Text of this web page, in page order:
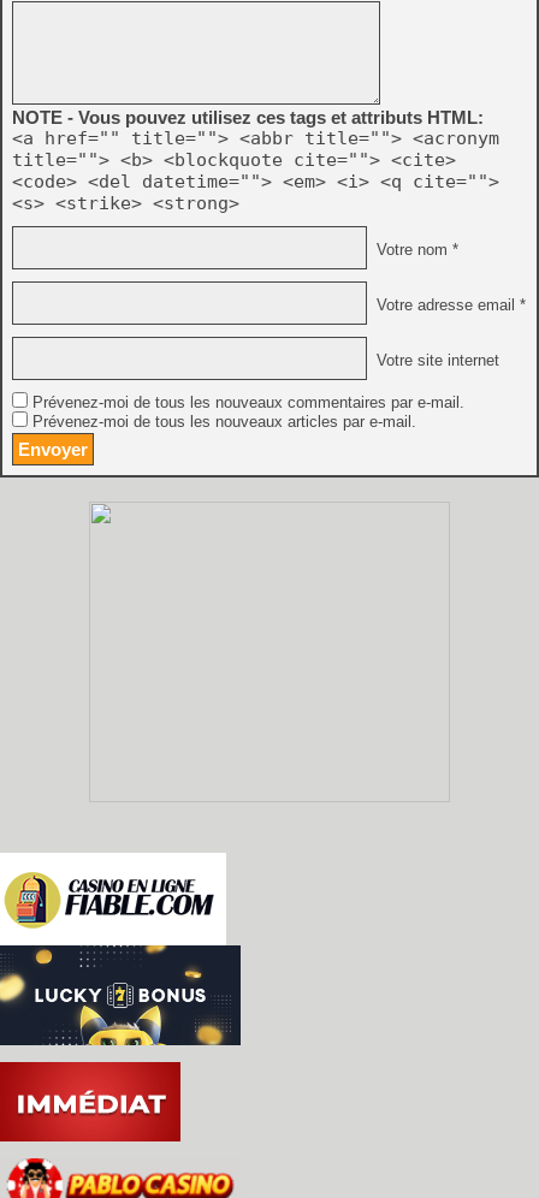
NOTE - Vous pouvez utilisez ces tags et attributs HTML:
<a href="" title=""> <abbr title=""> <acronym
title=""> <b> <blockquote cite=""> <cite>
<code> <del datetime=""> <em> <i> <q cite="">
<s> <strike> <strong>
Votre nom *
Votre adresse email *
Votre site internet
Prévenez-moi de tous les nouveaux commentaires par e-mail.
Prévenez-moi de tous les nouveaux articles par e-mail.